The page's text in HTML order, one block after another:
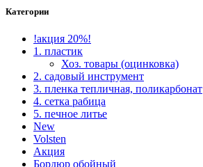
Категории
!акция 20%!
1. пластик
Хоз. товары (оцинковка)
2. садовый инструмент
3. пленка тепличная, поликарбонат
4. сетка рабица
5. печное литье
New
Volsten
Акция
Бордюр обойный